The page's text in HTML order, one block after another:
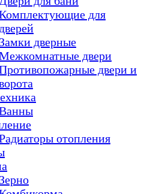
для
дверей
Замки дверные
двери
двери и
отопления
Зерно